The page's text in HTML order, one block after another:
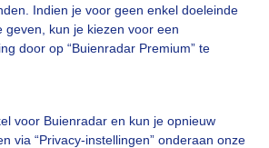
Indien je voor geen enkel doeleinde
geven, kun je kiezen voor een
door op “Buienradar Premium” te
voor Buienradar en kun je opnieuw
via “Privacy-instellingen” onderaan onze